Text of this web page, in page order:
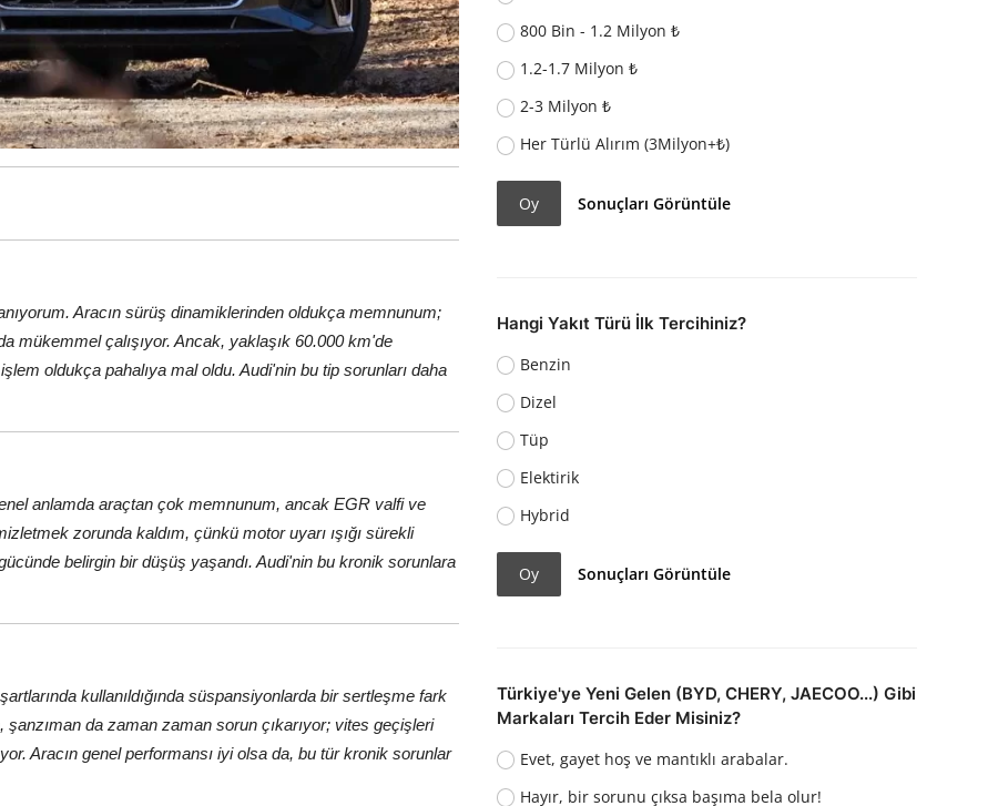
Aracın sürüş dinamiklerinden oldukça memnunum;
mükemmel çalışıyor. Ancak, yaklaşık 60.000 km'de
oldukça pahalıya mal oldu. Audi'nin bu tip sorunları daha
anlamda araçtan çok memnunum, ancak EGR valfi ve
zorunda kaldım, çünkü motor uyarı ışığı sürekli
belirgin bir düşüş yaşandı. Audi'nin bu kronik sorunlara
kullanıldığında süspansiyonlarda bir sertleşme fark
da zaman zaman sorun çıkarıyor; vites geçişleri
Aracın genel performansı iyi olsa da, bu tür kronik sorunlar
800 Bin - 1.2 Milyon ₺
1.2-1.7 Milyon ₺
2-3 Milyon ₺
Her Türlü Alırım (3Milyon+₺)
Oy Sonuçları Görüntüle
Hangi Yakıt Türü İlk Tercihiniz?
Benzin
Dizel
Tüp
Elektirik
Hybrid
Oy Sonuçları Görüntüle
Türkiye'ye Yeni Gelen (BYD, CHERY, JAECOO...) Gibi
Markaları Tercih Eder Misiniz?
Evet, gayet hoş ve mantıklı arabalar.
Hayır, bir sorunu çıksa başıma bela olur!